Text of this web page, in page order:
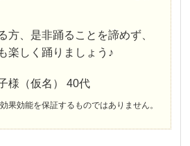
方、是非踊ることを諦めず、
楽しく踊りましょう♪
（仮名） 40代
果効能を保証するものではありません。